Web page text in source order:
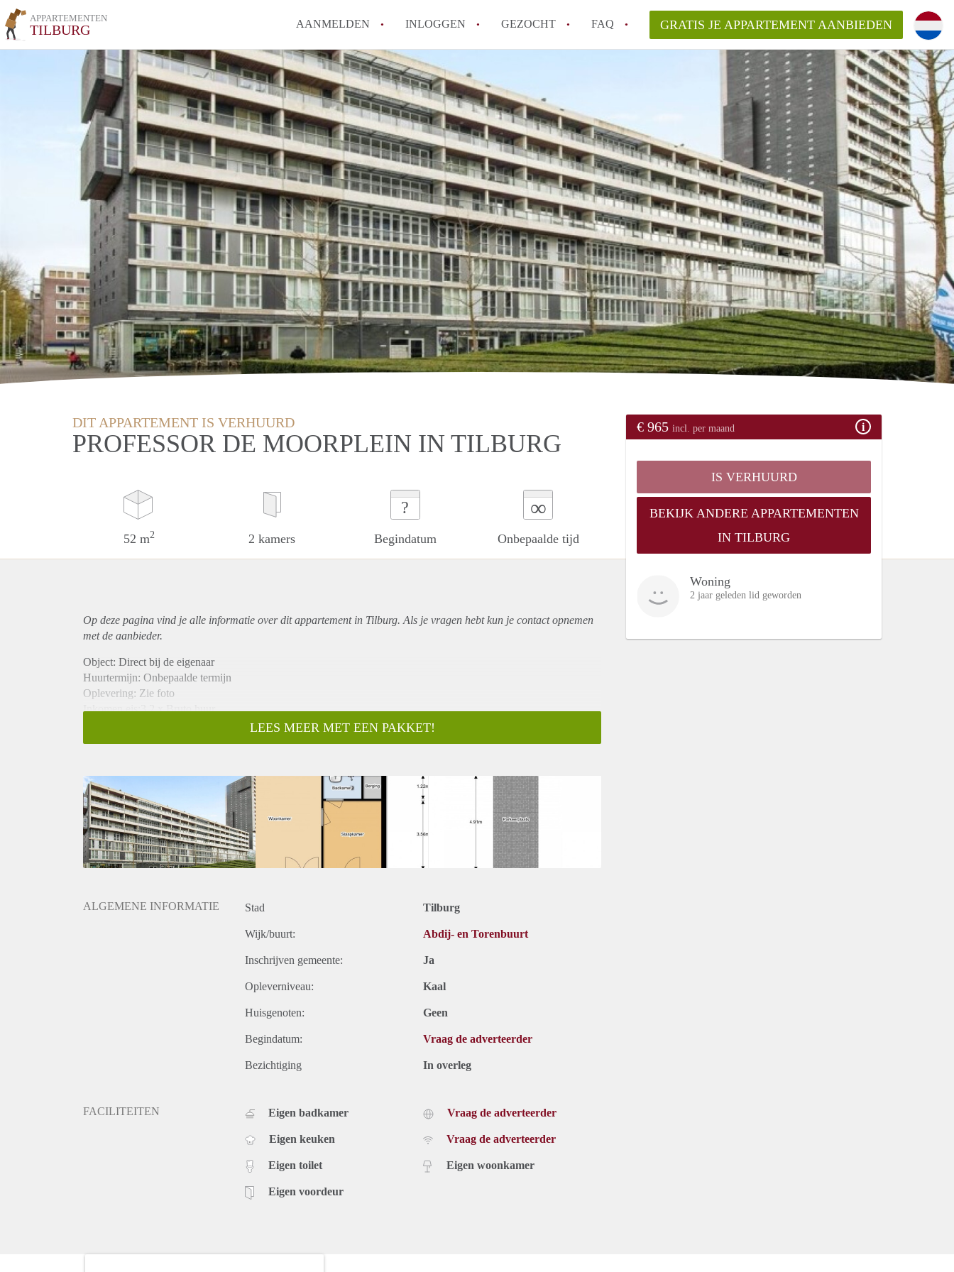
APPARTEMENTEN
TILBURG AANMELDEN INLOGGEN GEZOCHT FAQ
How to translate AppartementenTilburg!
Wat is AppartementenTilburg?
Hoeveel kost het om te reageren op een Appartement in Tilburg?
Wat is de privacyverklaring van AppartementenTilburg?
Berekent AppartementenTilburg
makelaarsvergoeding/bemiddelingsvergoeding?
Alle veelgestelde vragen
GRATIS JE APPARTEMENT AANBIEDEN
DIT APPARTEMENT IS VERHUURD
PROFESSOR DE MOORPLEIN IN TILBURG
52 m2 2 kamers
?
Begindatum
∞
Onbepaalde tijd
€ 965 incl. per maand
IS VERHUURD
BEKIJK ANDERE APPARTEMENTEN
IN TILBURG
Woning
2 jaar geleden lid geworden
Op deze pagina vind je alle informatie over ditappartementin Tilburg. Als je vragen hebt kun je contact opnemen
met de aanbieder.
Object: Direct bij de eigenaar
Huurtermijn: Onbepaalde termijn
Oplevering: Zie foto
Inkomen eis:3,2 x Bruto huur
Borg: 1 Maand
Huisdieren toegestaan: Afhankelijk van de Eigenaar
Huurtoeslag grens: Nee
Geschikt voor studenten: Afhankelijk van de Eigenaar
LEES MEER MET EEN PAKKET!
ALGEMENE INFORMATIE Stad Tilburg
Wijk/buurt: Abdij- en Torenbuurt
Inschrijven gemeente: Ja
Opleverniveau: Kaal
Huisgenoten: Geen
Begindatum: Vraag de adverteerder
Bezichtiging In overleg
FACILITEITEN Eigen badkamer
Eigen keuken
Eigen toilet
Eigen voordeur
Vraag de adverteerder
Vraag de adverteerder
Eigen woonkamer